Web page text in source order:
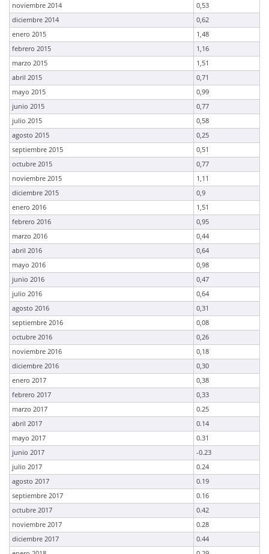
noviembre 2014
0,53
diciembre 2014
0,62
enero 2015
1,48
febrero 2015
1,16
marzo 2015
1,51
abril 2015
0,71
mayo 2015
0,99
junio 2015
0,77
julio 2015
0,58
agosto 2015
0,25
septiembre 2015
0,51
octubre 2015
0,77
noviembre 2015
1,11
diciembre 2015
0,9
enero 2016
1,51
febrero 2016
0,95
marzo 2016
0,44
abril 2016
0,64
mayo 2016
0,98
junio 2016
0,47
julio 2016
0,64
agosto 2016
0,31
septiembre 2016
0,08
octubre 2016
0,26
noviembre 2016
0,18
diciembre 2016
0,30
enero 2017
0,38
febrero 2017
0,33
marzo 2017
0.25
abril 2017
0.14
mayo 2017
0.31
junio 2017
-0.23
julio 2017
0.24
agosto 2017
0.19
septiembre 2017
0.16
octubre 2017
0.42
noviembre 2017
0.28
diciembre 2017
0.44